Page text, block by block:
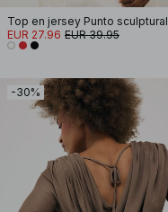
Top en jersey Punto sculptural
EUR 27.96 EUR 39.95
-30%